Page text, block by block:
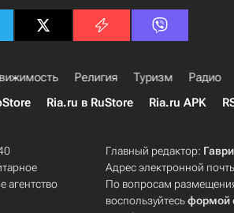
Религия Туризм Радио
Ria.ru в RuStore Ria.ru APK
Главный редактор:
Адрес электронной
По вопросам
воспользуйтесьформой